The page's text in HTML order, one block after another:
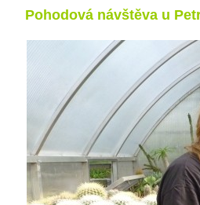
Pohodová návštěva u